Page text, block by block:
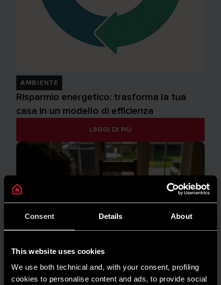
Consent Details About
This website uses cookies
We use both technical and, with your consent, profiling
cookies to personalise content and ads, to provide social
AMBIENTE
Risparmio energetico: trasforma la tua
casa in un modello di efficienza
LEGGI DI PIÙ